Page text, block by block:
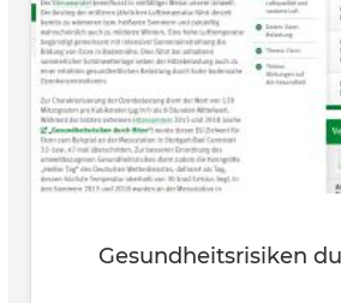
Gesundheitsrisiken